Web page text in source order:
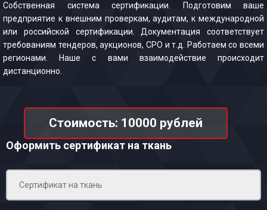
Собственная система сертификации. Подготовим ваше
предприятие к внешним проверкам, аудитам, к международной
или российской сертификации. Документация соответствует
требованиям тендеров, аукционов, СРО и т.д. Работаем со всеми
регионами. Наше с вами взаимодействие происходит
дистанционно.
Стоимость: 10000 рублей
Оформить сертификат на ткань